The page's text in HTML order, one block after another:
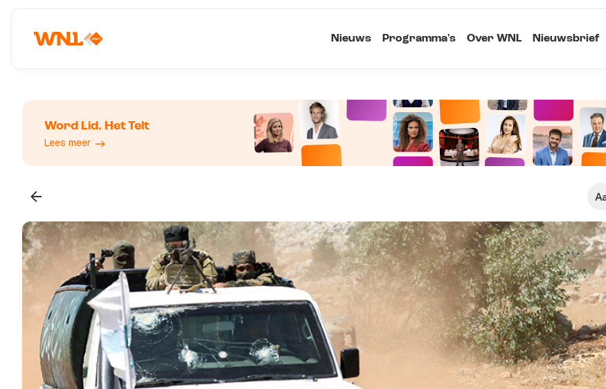
Nieuws Programma's Over WNL Nieuwsbrief
Word Lid. Het Telt
Lees meer
Klein
Standaard
Groot
Kopieer link